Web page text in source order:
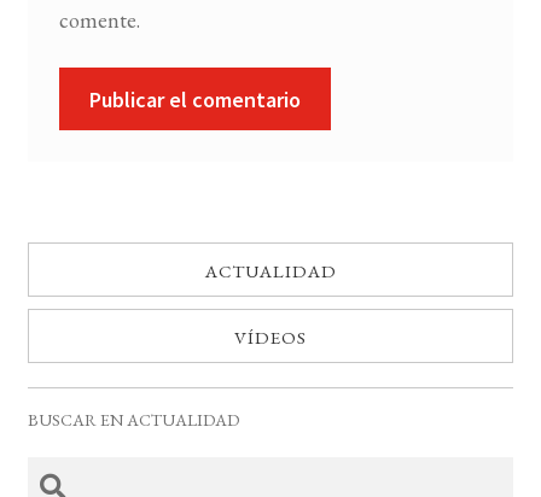
comente.
ACTUALIDAD
VÍDEOS
BUSCAR EN ACTUALIDAD